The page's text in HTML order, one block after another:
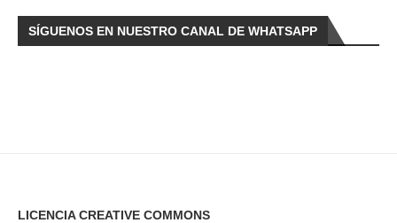
SÍGUENOS EN NUESTRO CANAL DE WHATSAPP
LICENCIA CREATIVE COMMONS